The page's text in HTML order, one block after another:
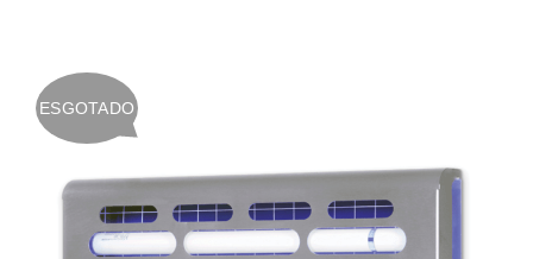
ESGOTADO